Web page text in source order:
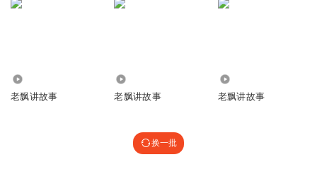
老飘讲故事 老飘讲故事 老飘讲故事
换一批